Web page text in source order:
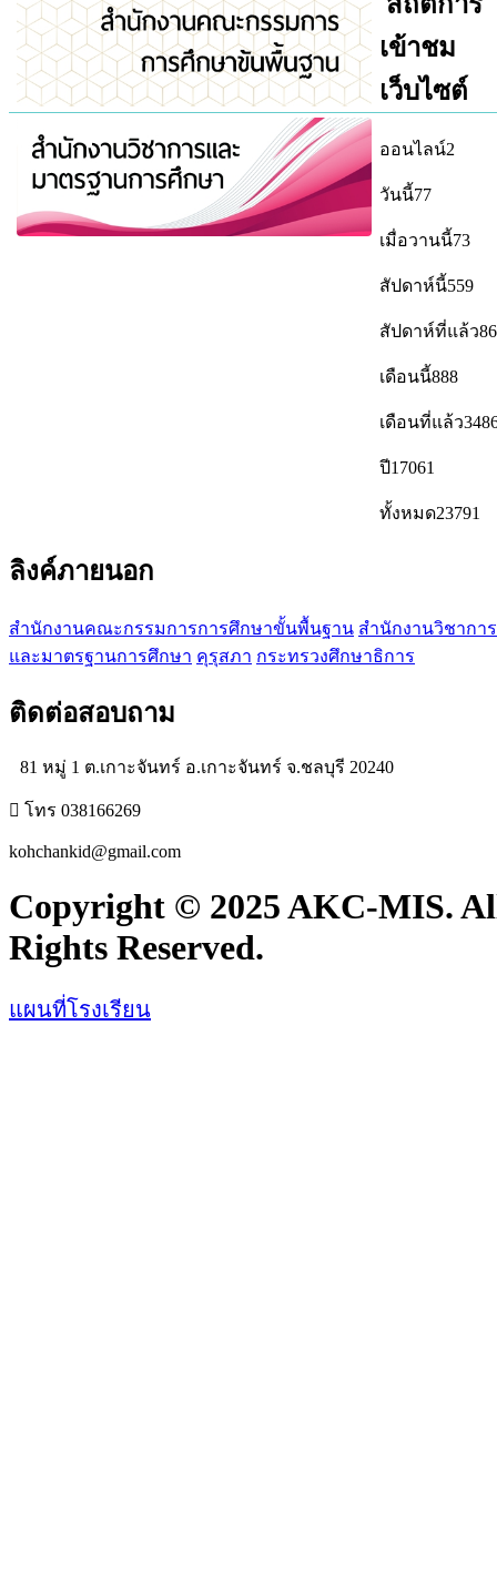
เข้าชม
เว็บไซต์
ออนไลน์2
วันนี้77
เมื่อวานนี้73
สัปดาห์นี้559
สัปดาห์ที่แล้ว
เดือนนี้888
เดือนที่แล้ว
ปี17061
ทั้งหมด23791
ลิงค์ภายนอก
สำนักงานคณะกรรมการการศึกษาขั้นพื้นฐาน สำนักงานวิชาการ
และมาตรฐานการศึกษา คุรุสภา กระทรวงศึกษาธิการ
ติดต่อสอบถาม
81 หมู่ 1 ต.เกาะจันทร์ อ.เกาะจันทร์ จ.ชลบุรี 20240
โทร 038166269
kohchankid@gmail.com
Copyright © 2025 AKC-MIS.
Rights Reserved.
แผนที่โรงเรียน